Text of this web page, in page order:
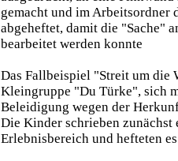
gemacht und im Arbeitsordner
abgeheftet, damit die "Sache"
bearbeitet werden konnte
Das Fallbeispiel "Streit um die
Kleingruppe "Du Türke", sich
Beleidigung wegen der
Die Kinder schrieben zunächst
Erlebnisbereich und hefteten